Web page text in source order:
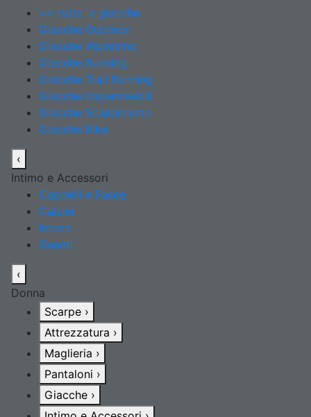
>> tutte le giacche
Giacche Outdoor
Giacche Alpinismo
Giacche Running
Giacche Trail Running
Giacche Impermeabili
Giacche Scialpinismo
Giacche Bike
‹
Intimo e Accessori
Cappelli e Fasce
Calzini
Intimo
Guanti
‹
Donna
Scarpe ›
Attrezzatura ›
Maglieria ›
Pantaloni ›
Giacche ›